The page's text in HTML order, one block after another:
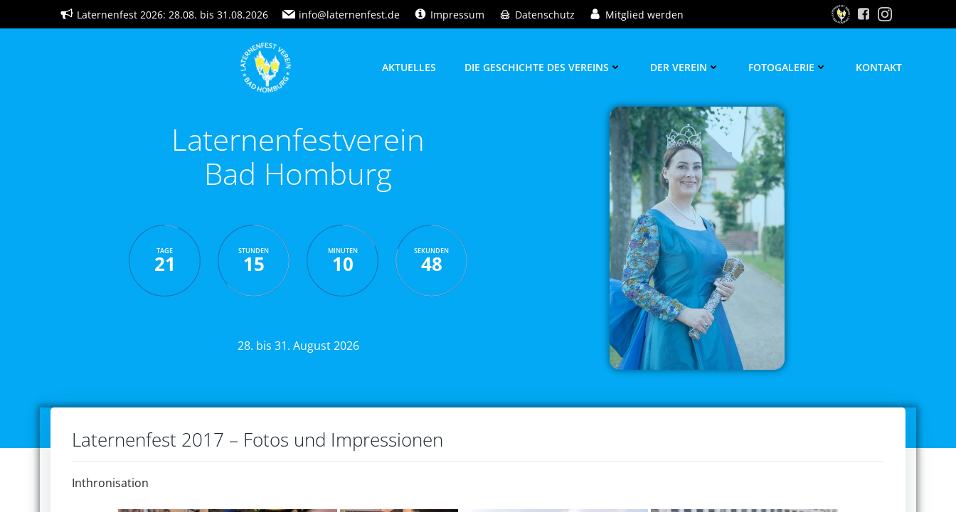
Inhalt
Laternenfest 2026: 28.08. bis 31.08.2026 info@laternenfest.de Impressum Datenschutz Mitglied werden
AKTUELLES DIE GESCHICHTE DES VEREINS DER VEREIN FOTOGALERIE KONTAKT
Laternenfestverein
Bad Homburg
TAGE
21
STUNDEN
15
MINUTEN
10
SEKUNDEN
47
28. bis 31. August 2026
Laternenfest 2017 – Fotos und Impressionen
Inthronisation